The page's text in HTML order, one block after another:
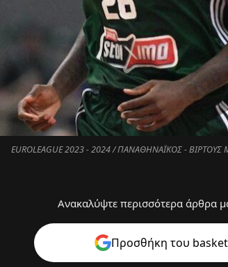
EUROLEAGUE 2023 - 2024 / ΠΑΝΑΘΗΝΑΪΚΟΣ -
Ανακαλύψτε περισσότερα άρθρα
Προσθήκη του